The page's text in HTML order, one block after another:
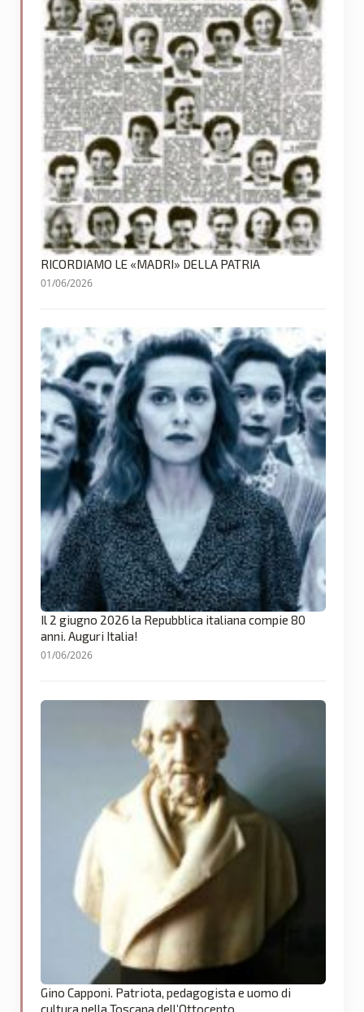
RICORDIAMO LE «MADRI» DELLA PATRIA
01/06/2026
Il 2 giugno 2026 la Repubblica italiana compie 80
anni. Auguri Italia!
01/06/2026
Gino Capponi. Patriota, pedagogista e uomo di
cultura nella Toscana dell’Ottocento